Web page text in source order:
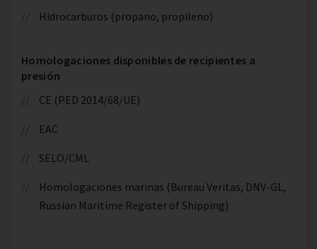
Hidrocarburos (propano, propileno)
Homologaciones disponibles de recipientes a
presión
CE (PED 2014/68/UE)
EAC
SELO/CML
Homologaciones marinas (Bureau Veritas, DNV-GL,
Russian Maritime Register of Shipping)